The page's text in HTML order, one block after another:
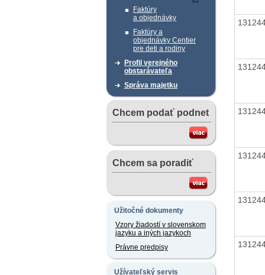
Faktúry
a objednávky
Faktúry a
objednávky Centier
pre deti a rodiny
Profil verejného
obstarávateľa
Správa majetku
Chcem podať podnet
Chcem sa poradiť
Užitočné dokumenty
Vzory žiadostí v slovenskom
jazyku a iných jazykoch
Právne predpisy
Užívateľský servis